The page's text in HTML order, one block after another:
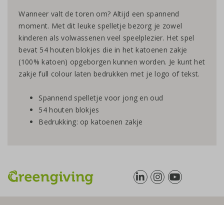
Wanneer valt de toren om? Altijd een spannend
moment. Met dit leuke spelletje bezorg je zowel
kinderen als volwassenen veel speelplezier. Het spel
bevat 54 houten blokjes die in het katoenen zakje
(100% katoen) opgeborgen kunnen worden. Je kunt het
zakje full colour laten bedrukken met je logo of tekst.
Spannend spelletje voor jong en oud
54 houten blokjes
Bedrukking: op katoenen zakje